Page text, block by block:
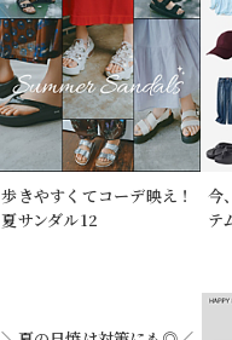
歩きやすくてコーデ映え！
夏サンダル12
今
テ